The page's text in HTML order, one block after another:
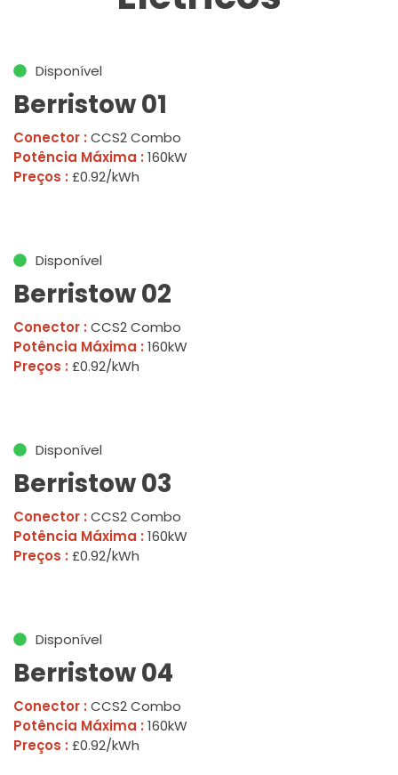
Disponível
Berristow 01
Conector : CCS2 Combo
Potência Máxima : 160kW
Preços : £0.92/kWh
Disponível
Berristow 02
Conector : CCS2 Combo
Potência Máxima : 160kW
Preços : £0.92/kWh
Disponível
Berristow 03
Conector : CCS2 Combo
Potência Máxima : 160kW
Preços : £0.92/kWh
Disponível
Berristow 04
Conector : CCS2 Combo
Potência Máxima : 160kW
Preços : £0.92/kWh